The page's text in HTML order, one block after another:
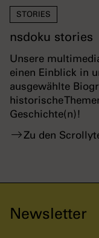
STORIES
nsdoku stories
Unsere
einen Einblick in
ausgewählte
historische
Geschichte(n)!
Zu den
Newsletter